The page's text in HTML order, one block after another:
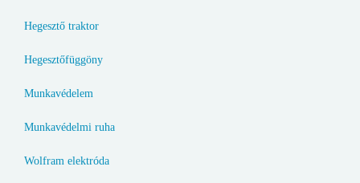
Hegesztő traktor
Hegesztőfüggöny
Munkavédelem
Munkavédelmi ruha
Wolfram elektróda